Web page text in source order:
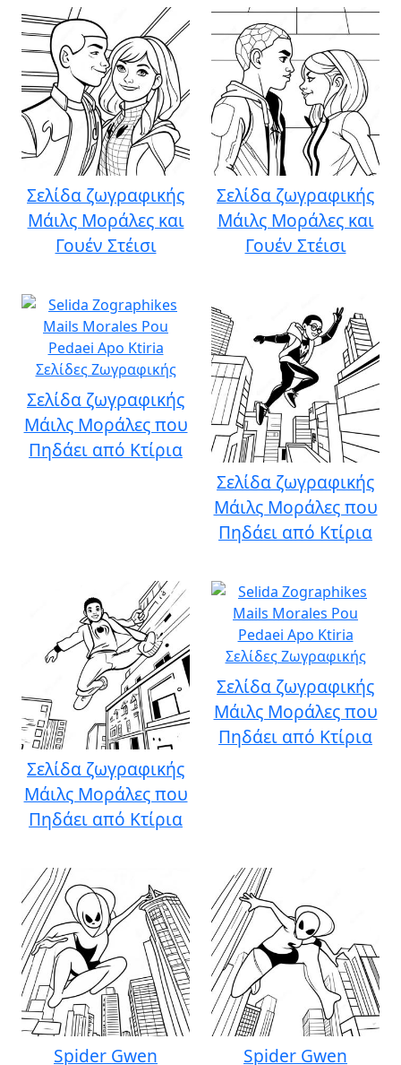
Σελίδα ζωγραφικής
Μάιλς Μοράλες και
Γουέν Στέισι
Σελίδα ζωγραφικής
Μάιλς Μοράλες και
Γουέν Στέισι
Σελίδα ζωγραφικής
Μάιλς Μοράλες που
Πηδάει από Κτίρια
Σελίδα ζωγραφικής
Μάιλς Μοράλες που
Πηδάει από Κτίρια
Σελίδα ζωγραφικής
Μάιλς Μοράλες που
Πηδάει από Κτίρια
Σελίδα ζωγραφικής
Μάιλς Μοράλες που
Πηδάει από Κτίρια
Spider Gwen Spider Gwen